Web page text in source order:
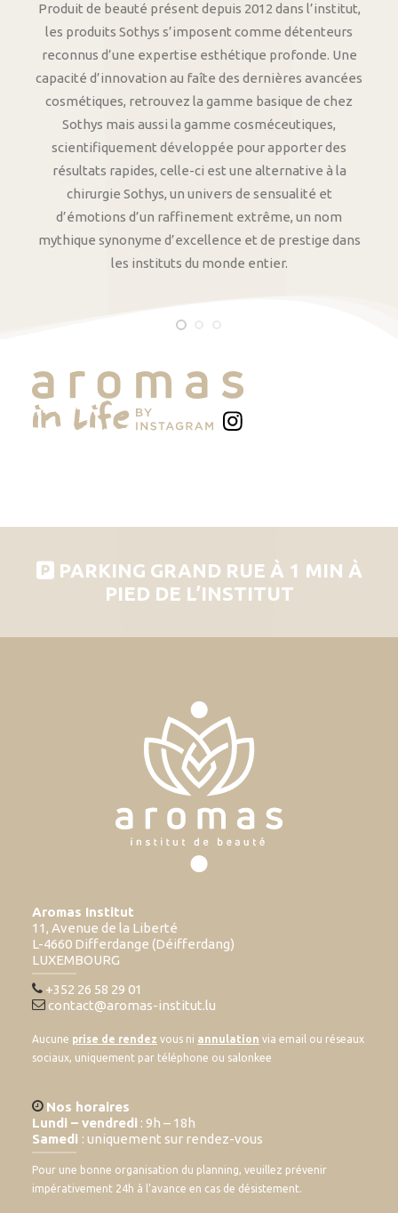
Produit de beauté présent depuis 2012 dans l’institut,
les produits Sothys s’imposent comme détenteurs
reconnus d’une expertise esthétique profonde. Une
capacité d’innovation au faîte des dernières avancées
cosmétiques, retrouvez la gamme basique de chez
Sothys mais aussi la gamme cosméceutiques,
scientifiquement développée pour apporter des
résultats rapides, celle-ci est une alternative à la
chirurgie Sothys, un univers de sensualité et
d’émotions d’un raffinement extrême, un nom
mythique synonyme d’excellence et de prestige dans
les instituts du monde entier.
PARKING GRAND RUE À 1 MIN À
PIED DE L’INSTITUT
Aromas Institut
11, Avenue de la Liberté
L-4660 Differdange (Déifferdang)
LUXEMBOURG
+352 26 58 29 01
contact@aromas-institut.lu
Aucune prise de rendez vous ni annulation via email ou réseaux
sociaux, uniquement par téléphone ou salonkee
Nos horaires
Lundi – vendredi : 9h – 18h
Samedi : uniquement sur rendez-vous
Pour une bonne organisation du planning, veuillez prévenir
impérativement 24h à l’avance en cas de désistement.